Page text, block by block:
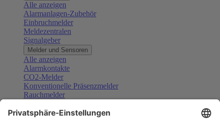
Alle anzeigen
Alarmanlagen-Zubehör
Einbruchmelder
Meldezentralen
Signalgeber
Melder und Sensoren
Alle anzeigen
Alarmkontakte
CO2-Melder
Konventionelle Präsenzmelder
Rauchmelder
Gefahrenmelder